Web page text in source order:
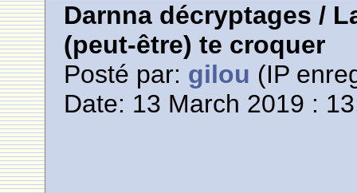
Darnna décryptages /
(peut-être) te croquer
Posté par: gilou (IP
Date: 13 March 2019 :